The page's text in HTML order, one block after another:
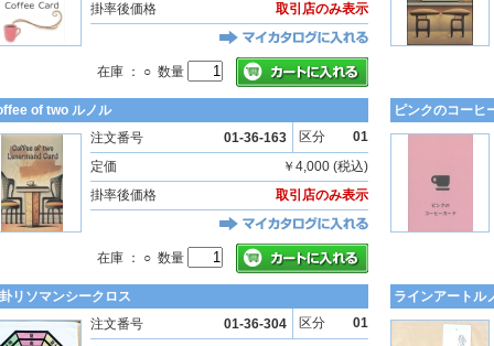
掛率後価格
取引店のみ表示
在庫 ： ○ 数量
of two ルノル
注文番号
01-36-163 区分
01
定価
￥4,000 (税込)
掛率後価格
取引店のみ表示
在庫 ： ○ 数量
ピンクのコーヒ
リソマンシークロス
注文番号
01-36-304 区分
01
ラインアートル